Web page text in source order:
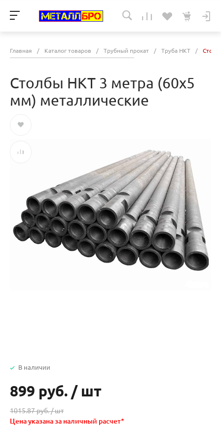
Главная / Каталог товаров / Трубный прокат / Труба НКТ /
Столбы НКТ 3 метра (60х5
мм) металлические
В наличии
899 руб. / шт
1015.87 руб. /шт
Цена указана за наличный расчет*